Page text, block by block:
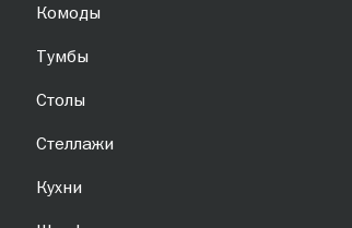
Комоды
Тумбы
Столы
Стеллажи
Кухни